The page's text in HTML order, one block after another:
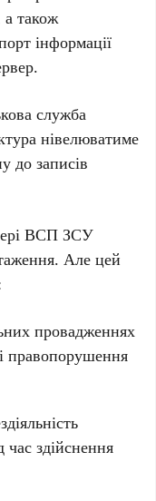
а також
інформації
служба
нівелюватиме
до записів
ВСП ЗСУ
Але цей
провадженнях
правопорушення
здійснення